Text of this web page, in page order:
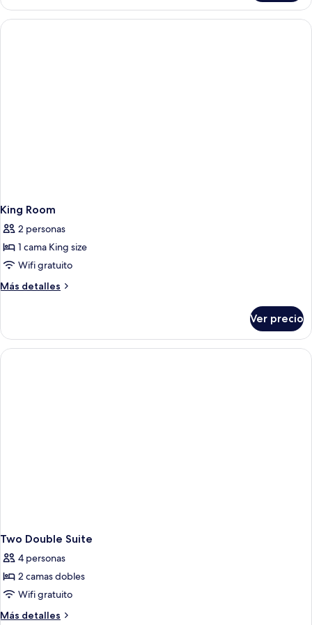
Suite
King Room
2 personas
1 cama King size
Wifi gratuito
Más detalles
Más
Room
Ver precio
Two Double Suite
4 personas
2 camas dobles
Wifi gratuito
Más detalles
Más